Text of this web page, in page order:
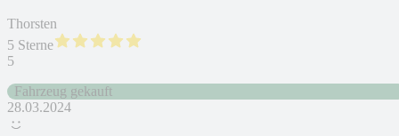
Thorsten
5 Sterne
5
Fahrzeug gekauft
28.03.2024